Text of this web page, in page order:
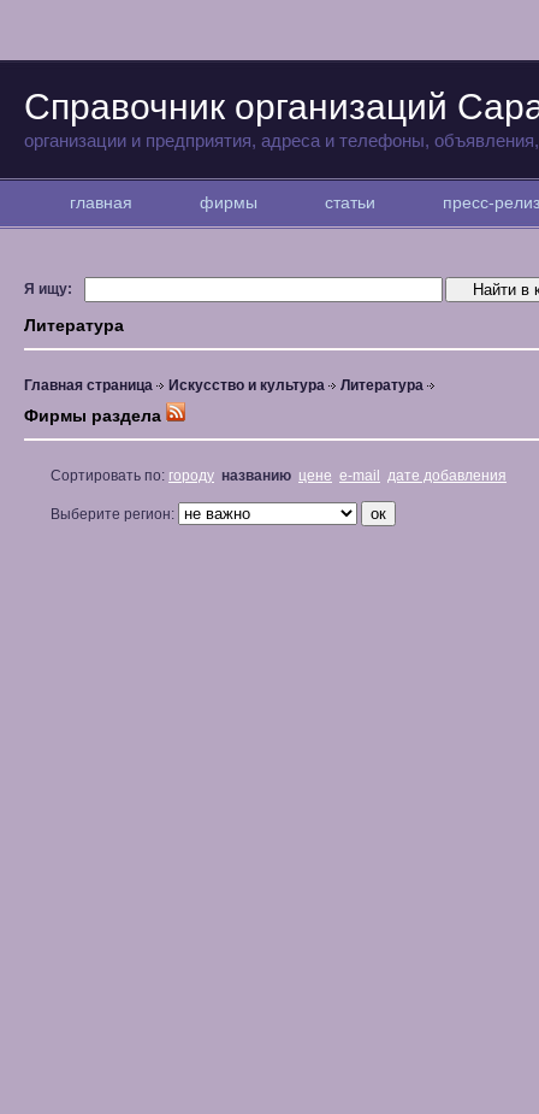
Справочник организаций
организации и предприятия, адреса и телефоны,
главная фирмы статьи пресс-
Я ищу:
Литература
Главная страница Искусство и культура Литература
Фирмы раздела
Сортировать по: городу названию цене e-mail дате добавления
Выберите регион: